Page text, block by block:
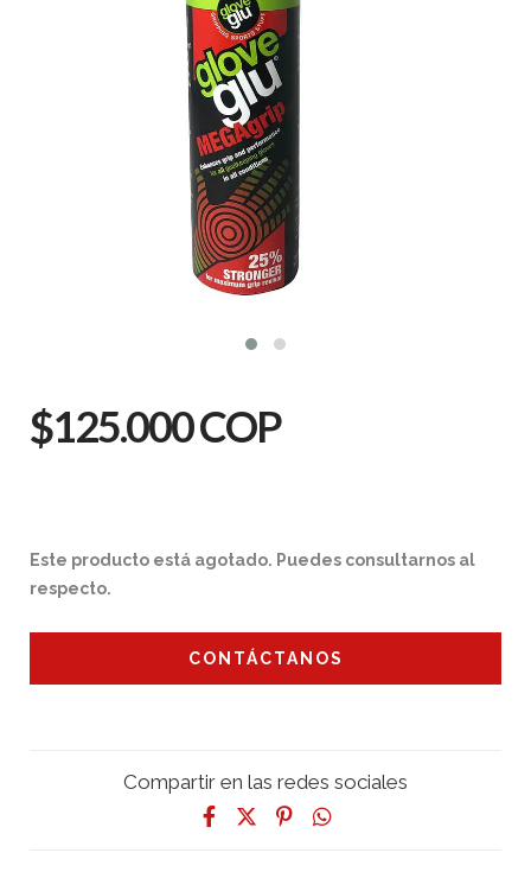
$125.000 COP
Este producto está agotado. Puedes consultarnos al
respecto.
CONTÁCTANOS
Compartir en las redes sociales